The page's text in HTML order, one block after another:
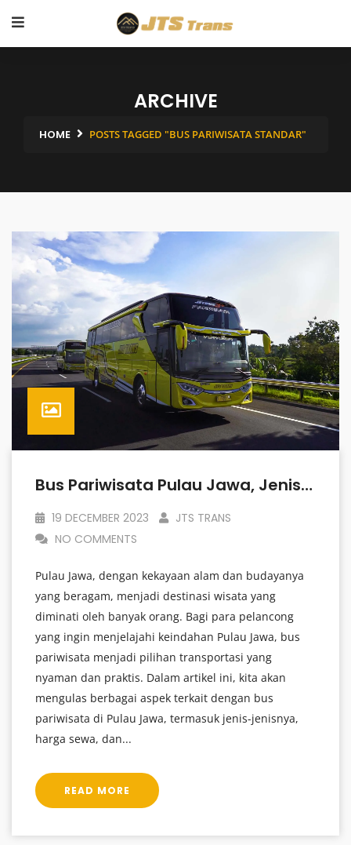
ARCHIVE
HOME POSTS TAGGED "BUS PARIWISATA STANDAR"
Bus Pariwisata Pulau Jawa, Jenis, Harga, Dan Fasilitas
19 DECEMBER 2023
JTS TRANS
NO COMMENTS
Pulau Jawa, dengan kekayaan alam dan budayanya
yang beragam, menjadi destinasi wisata yang
diminati oleh banyak orang. Bagi para pelancong
yang ingin menjelajahi keindahan Pulau Jawa, bus
pariwisata menjadi pilihan transportasi yang
nyaman dan praktis. Dalam artikel ini, kita akan
mengulas berbagai aspek terkait dengan bus
pariwisata di Pulau Jawa, termasuk jenis-jenisnya,
harga sewa, dan...
READ MORE